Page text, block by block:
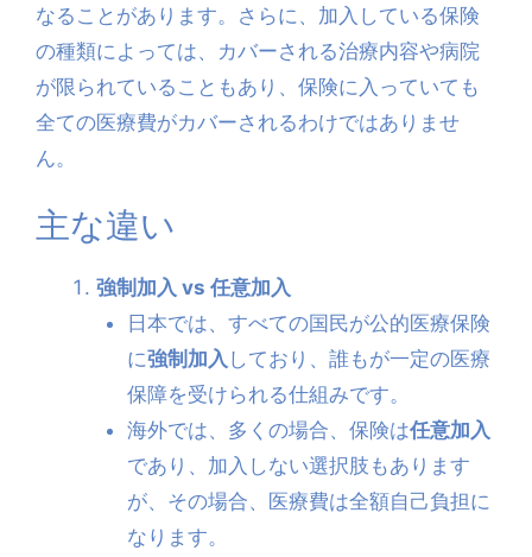
なることがあります。さらに、加入している保険
の種類によっては、カバーされる治療内容や病院
が限られていることもあり、保険に入っていても
全ての医療費がカバーされるわけではありませ
ん。
主な違い
強制加入 vs 任意加入
日本では、すべての国民が公的医療保険
に強制加入 しており、誰もが一定の医療
保障を受けられる仕組みです。
海外では、多くの場合、保険は任意加入
であり、加入しない選択肢もあります
が、その場合、医療費は全額自己負担に
なります。